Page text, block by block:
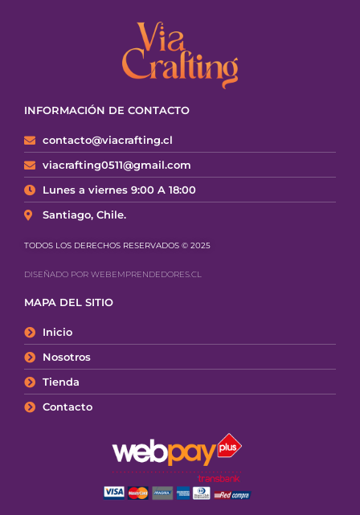
INFORMACIÓN DE CONTACTO
contacto@viacrafting.cl
viacrafting0511@gmail.com
Lunes a viernes 9:00 A 18:00
Santiago, Chile.
TODOS LOS DERECHOS RESERVADOS © 2025
DISEÑADO POR WEBEMPRENDEDORES.CL
MAPA DEL SITIO
Inicio
Nosotros
Tienda
Contacto